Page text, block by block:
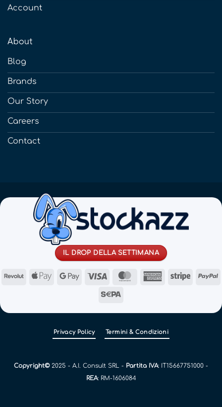
Account
About
Blog
Brands
Our Story
Careers
Contact
IL DROP DELLA SETTIMANA
RevolutApple GoogleVisa MasterCardAmericanStripe
Privacy Policy Termini & Condizioni
Copyright©2025 - A.I. Consult SRL - Partita IVA: IT15667751000 -
REA: RM-1606084